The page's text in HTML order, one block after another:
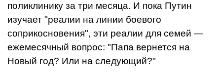
поликлинику за три месяца. И пока Путин
изучает "реалии на линии боевого
соприкосновения", эти реалии для семей —
ежемесячный вопрос: "Папа вернется на
Новый год? Или на следующий?"